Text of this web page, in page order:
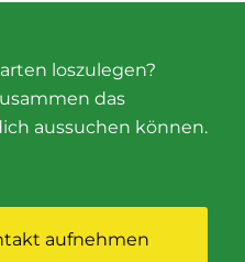
loszulegen?
das
aussuchen können.
aufnehmen